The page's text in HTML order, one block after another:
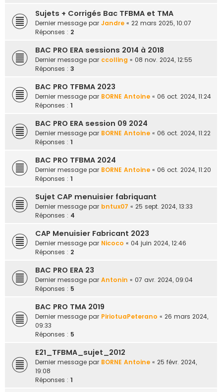
Sujets + Corrigés Bac TFBMA et TMA
Dernier message par Jandre « 22 mars 2025, 10:07
Réponses : 2
BAC PRO ERA sessions 2014 à 2018
Dernier message par ccolling « 08 nov. 2024, 12:55
Réponses : 3
BAC PRO TFBMA 2023
Dernier message par BORNE Antoine « 06 oct. 2024, 11:24
Réponses : 1
BAC PRO ERA session 09 2024
Dernier message par BORNE Antoine « 06 oct. 2024, 11:22
Réponses : 1
BAC PRO TFBMA 2024
Dernier message par BORNE Antoine « 06 oct. 2024, 11:20
Réponses : 1
Sujet CAP menuisier fabriquant
Dernier message par bntux07 « 25 sept. 2024, 13:33
Réponses : 4
CAP Menuisier Fabricant 2023
Dernier message par Nicoco « 04 juin 2024, 12:46
Réponses : 2
BAC PRO ERA 23
Dernier message par Antonin « 07 avr. 2024, 09:04
Réponses : 5
BAC PRO TMA 2019
Dernier message par PiriotuaPeterano « 26 mars 2024,
09:33
Réponses : 5
E21_TFBMA_sujet_2012
Dernier message par BORNE Antoine « 25 févr. 2024,
19:08
Réponses : 1